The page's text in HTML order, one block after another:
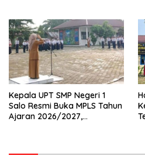
Kepala UPT SMP Negeri 1
Salo Resmi Buka MPLS Tahun
Ajaran 2026/2027,